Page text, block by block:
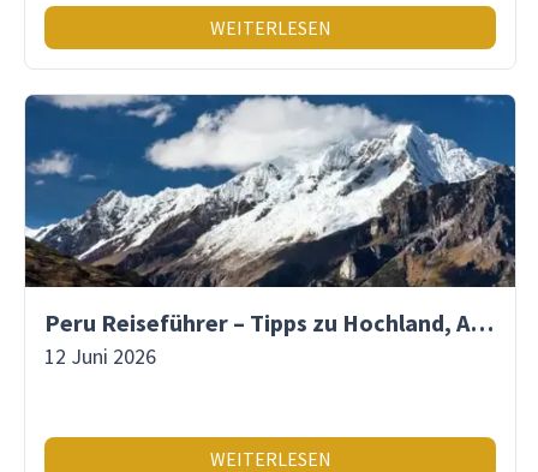
WEITERLESEN
Peru Reiseführer – Tipps zu Hochland, Amazonas & Inka-Erbe
12 Juni 2026
WEITERLESEN